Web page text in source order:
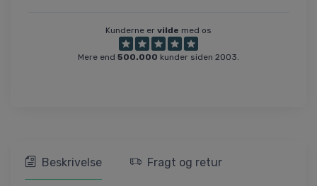
Kunderne er vilde med os
Mere end 500.000 kunder siden 2003.
Beskrivelse Fragt og retur